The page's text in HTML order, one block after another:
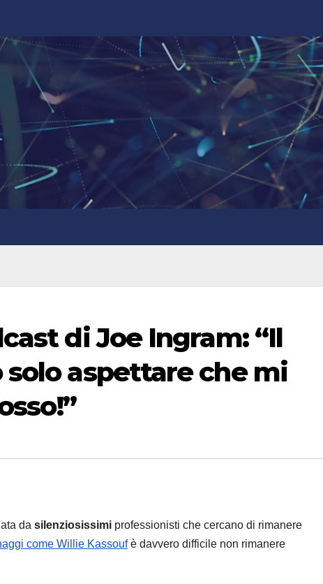
di Joe Ingram: “Il
aspettare che mi
da silenziosissimi professionisti che cercano di rimanere
come Willie Kassoufè davvero difficile non rimanere